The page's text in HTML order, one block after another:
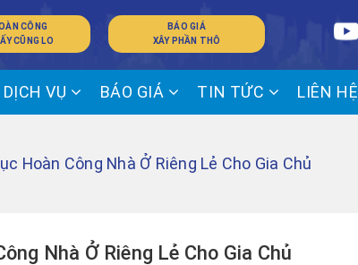
CÔNG
CŨNG LO
BÁO GIÁ
XÂY PHẦN THÔ
DỊCH VỤ BÁO GIÁ TIN TỨC LIÊN HỆ
Hoàn Công Nhà Ở Riêng Lẻ Cho Gia Chủ
Nhà Ở Riêng Lẻ Cho Gia Chủ